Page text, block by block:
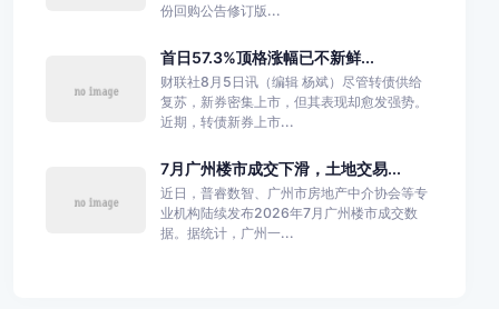
份回购公告修订版...
首日57.3%顶格涨幅已不新鲜...
财联社8月5日讯（编辑 杨斌）尽管转债供给
复苏，新券密集上市，但其表现却愈发强势。
近期，转债新券上市...
7月广州楼市成交下滑，土地交易...
近日，普睿数智、广州市房地产中介协会等专
业机构陆续发布2026年7月广州楼市成交数
据。据统计，广州一...